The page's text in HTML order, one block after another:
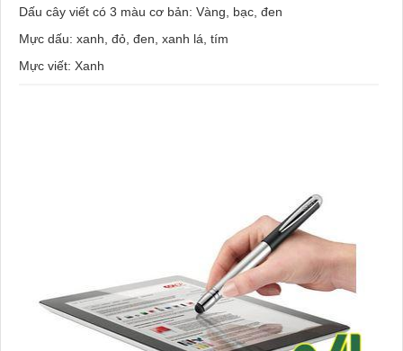
Dấu cây viết có 3 màu cơ bản: Vàng, bạc, đen
Mực dấu: xanh, đỏ, đen, xanh lá, tím
Mực viết: Xanh